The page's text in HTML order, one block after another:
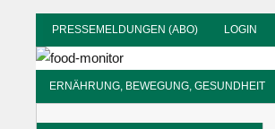
Zum
Inhalt
springen
PRESSEMELDUNGEN (ABO) LOGIN
Informationsdienst
ERNÄHRUNG, BEWEGUNG, GESUNDHEIT